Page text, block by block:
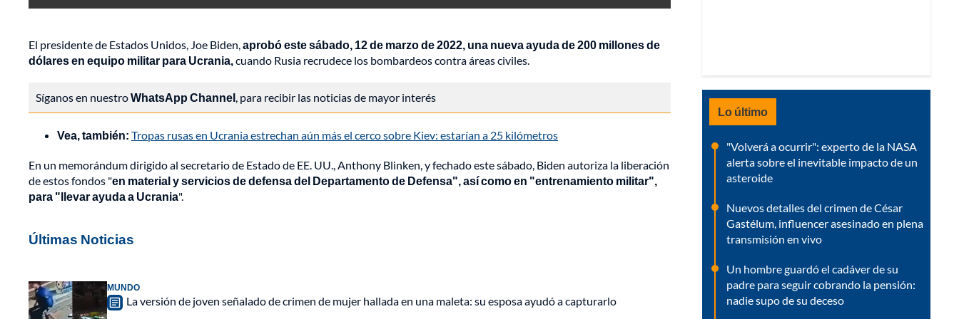
El presidente de Estados Unidos, Joe Biden,aprobó este sábado, 12 de marzo de 2022, una nueva ayuda de 200 millones de
dólares en equipo militar para Ucrania,cuando Rusia recrudece los bombardeos contra áreas civiles.
Síganos en nuestroWhatsApp Channel, para recibir las noticias de mayor interés
Vea, también: Tropas rusas en Ucrania estrechan aún más el cerco sobre Kiev: estarían a 25 kilómetros
En un memorándum dirigido al secretario de Estado de EE. UU., Anthony Blinken, y fechado este sábado, Biden autoriza la liberación
de estos fondos "en material y servicios de defensa del Departamento de Defensa", así como en "entrenamiento militar",
para "llevar ayuda a Ucrania".
Últimas Noticias
MUNDO
La versión de joven señalado de crimen de mujer hallada en una maleta: su esposa ayudó a capturarlo
Lo último
"Volverá a ocurrir": experto de la NASA
alerta sobre el inevitable impacto de un
asteroide
Nuevos detalles del crimen de César
Gastélum, influencer asesinado en plena
transmisión en vivo
Un hombre guardó el cadáver de su
padre para seguir cobrando la pensión:
nadie supo de su deceso